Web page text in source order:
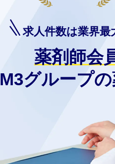
求人件数は業界最
薬剤師会
M3グループ